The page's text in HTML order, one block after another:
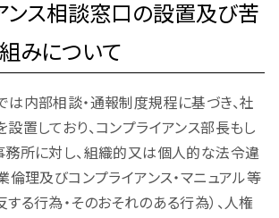
ンス相談窓口の設置及び苦
みについて
内部相談・通報制度規程に基づき、社
置しており、コンプライアンス部長もし
務所に対し、組織的又は個人的な法令違
倫理及びコンプライアンス・マニュアル等
る行為・そのおそれのある行為）、人権